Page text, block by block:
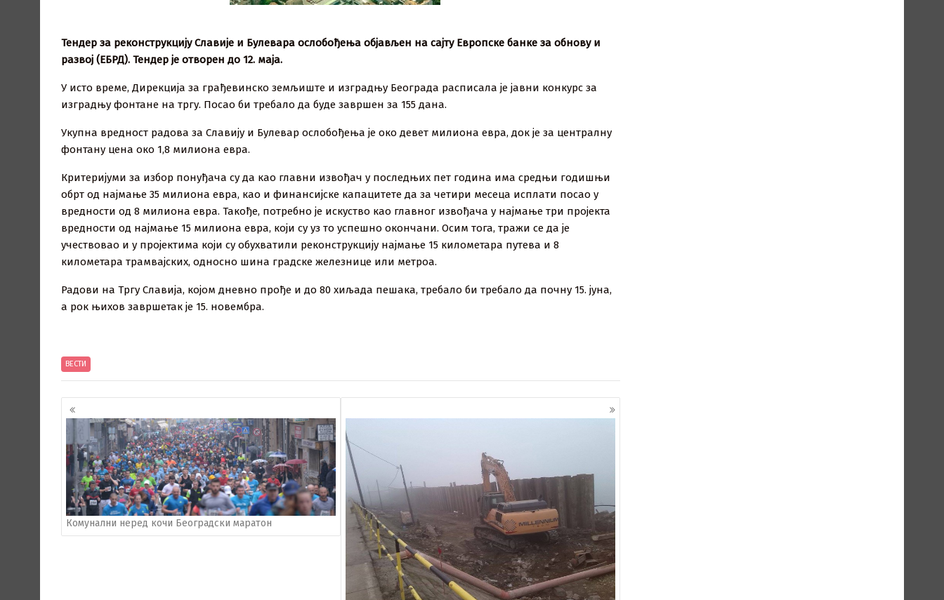
Тендер за реконструкцију Славије и Булевара ослобођења објављен на сајту Европске банке за обнову и
развој (ЕБРД). Тендер је отворен до 12. маја.
У исто време, Дирекција за грађевинско земљиште и изградњу Београда расписала је јавни конкурс за
изградњу фонтане на тргу. Посао би требало да буде завршен за 155 дана.
Укупна вредност радова за Славију и Булевар ослобођења је око девет милиона евра, док је за централну
фонтану цена око 1,8 милиона евра.
Критеријуми за избор понуђача су да као главни извођач у последњих пет година има средњи годишњи
обрт од најмање 35 милиона евра, као и финансијске капацитете да за четири месеца исплати посао у
вредности од 8 милиона евра. Такође, потребно је искуство као главног извођача у најмање три пројекта
вредности од најмање 15 милиона евра, који су уз то успешно окончани. Осим тога, тражи се да је
учествовао и у пројектима који су обухватили реконструкцију најмање 15 километара путева и 8
километара трамвајских, односно шина градске железнице или метроа.
Радови на Тргу Славија, којом дневно прође и до 80 хиљада пешака, требало би требало да почну 15. јуна,
а рок њихов завршетак је 15. новембра.
ВЕСТИ
Кретање
чланака
Комунални неред кочи Београдски маратон